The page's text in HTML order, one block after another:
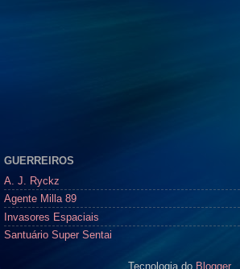
GUERREIROS
A. J. Ryckz
Agente Milla 89
Invasores Espaciais
Santuário Super Sentai
Tecnologia do Blogger.